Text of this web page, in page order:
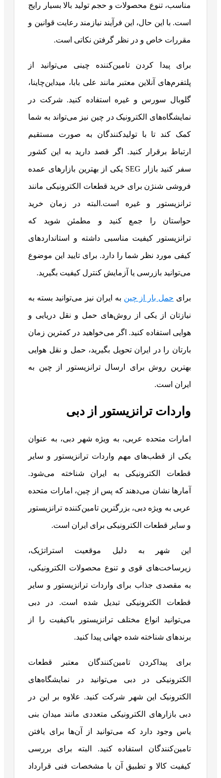
مناسب، تنوع محصولات و حجم تولید بالا بسیار رایج
است. با این حال، این فرآیند نیازمند رعایت قوانین و
مقررات خاص و در نظر گرفتن نکاتی است.
برای پیدا کردن تامین‌کننده چینی می‌توانید از
پلتفرم‌های آنلاین معتبر مانند علی بابا، میداین‌چاینا،
گلوبال سورس و غیره استفاده کنید. شرکت در
نمایشگاه‌های الکترونیک در چین نیز می‌تواند به شما
کمک کند تا با تولیدکنندگان به صورت مستقیم
ارتباط برقرار کنید. اگر قصد دارید به این کشور
سفر کنید بازار SEG یکی از بهترین بازارهای عمده
فروشی شنژن برای خرید قطعات الکترونیکی مانند
ترانزیستور و غیره است.البته در زمان خرید
حواستان را جمع کنید و مطمئن شوید که
ترانزیستور کیفیت مناسبی داشته و استانداردهای
کیفی مورد نظر شما را دارد. برای تایید این موضوع
می‌توانید بازرسی یا آزمایش کنترل کیفیت بگیرید.
برای حمل بار از چین به ایران نیز می‌توانید بسته به
نیازتان از یکی از روش‌های حمل و نقل دریایی و
هوایی استفاده کنید. اگر می‌خواهید در کمترین زمان
بارتان را در ایران تحویل بگیرید، حمل و نقل هوایی
بهترین روش برای ارسال ترانزیستور از چین به
ایران است.
واردات ترانزیستور از دبی
امارات متحده عربی، به ویژه شهر دبی، به عنوان
یکی از قطب‌های مهم واردات ترانزیستور و سایر
قطعات الکترونیکی به ایران شناخته می‌شود.
آمارها نشان می‌دهند که پس از چین، امارات متحده
عربی به ویژه دبی، بزرگترین تامین‌کننده ترانزیستور
و سایر قطعات الکترونیکی برای ایران است.
این شهر به دلیل موقعیت استراتژیک،
زیرساخت‌های قوی و تنوع محصولات الکترونیکی،
به مقصدی جذاب برای واردات ترانزیستور و سایر
قطعات الکترونیکی تبدیل شده است. در دبی
می‌توانید انواع مختلف ترانزیستور باکیفیت را از
برندهای شناخته شده جهانی پیدا کنید.
برای پیداکردن تامین‌کنندگان معتبر قطعات
الکترونیکی در دبی می‌توانید در نمایشگاه‌های
الکترونیک این شهر شرکت کنید. علاوه بر این در
دبی بازارهای الکترونیکی متعددی مانند میدان بنی
یاس وجود دارد که می‌توانید از آن‌ها برای یافتن
تامین‌کنندگان استفاده کنید. البته برای بررسی
کیفیت کالا و تطبیق آن با مشخصات فنی قرارداد